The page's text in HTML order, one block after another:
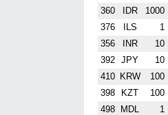
360 IDR 1000
376 ILS 1
356 INR 10
392 JPY 10
410 KRW 100
398 KZT 100
498 MDL 1